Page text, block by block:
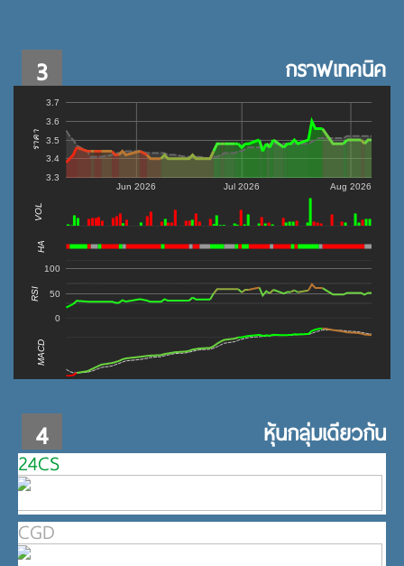
3 กราฟเทคนิค
Jun 2026 Jul 2026 Aug 2026
3.3
3.4
3.5
3.6
3.7
ราคา
VOL
HA
0
50
100
RSI
MACD
4 หุ้นกลุ่มเดียวกัน
24CS
CGD